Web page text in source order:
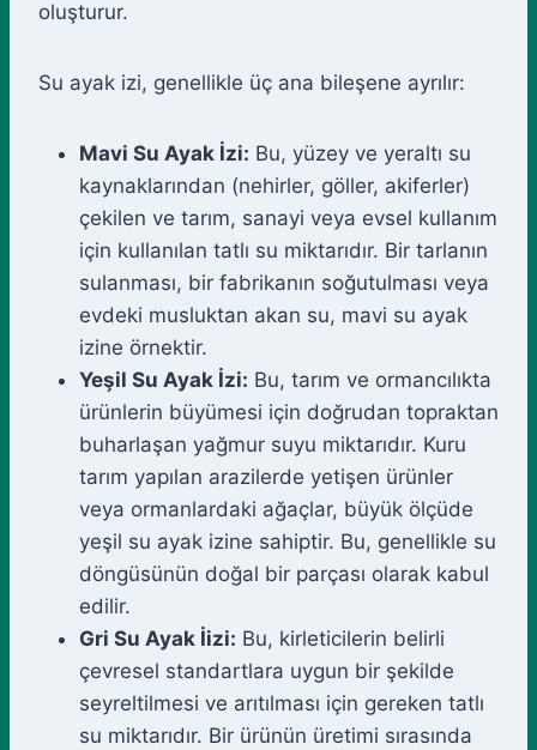
oluşturur.
Su ayak izi, genellikle üç ana bileşene ayrılır:
Mavi Su Ayak İzi: Bu, yüzey ve yeraltı su
kaynaklarından (nehirler, göller, akiferler)
çekilen ve tarım, sanayi veya evsel kullanım
için kullanılan tatlı su miktarıdır. Bir tarlanın
sulanması, bir fabrikanın soğutulması veya
evdeki musluktan akan su, mavi su ayak
izine örnektir.
Yeşil Su Ayak İzi: Bu, tarım ve ormancılıkta
ürünlerin büyümesi için doğrudan topraktan
buharlaşan yağmur suyu miktarıdır. Kuru
tarım yapılan arazilerde yetişen ürünler
veya ormanlardaki ağaçlar, büyük ölçüde
yeşil su ayak izine sahiptir. Bu, genellikle su
döngüsünün doğal bir parçası olarak kabul
edilir.
Gri Su Ayak İizi: Bu, kirleticilerin belirli
çevresel standartlara uygun bir şekilde
seyreltilmesi ve arıtılması için gereken tatlı
su miktarıdır. Bir ürünün üretimi sırasında